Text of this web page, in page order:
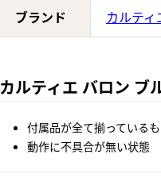
ブランド カルティ
カルティエ バロン ブ
付属品が全て揃っている
動作に不具合が無い状態